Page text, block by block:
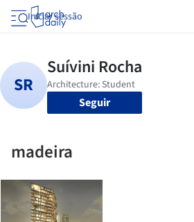
Iniciar sessão
Seguir
madeira